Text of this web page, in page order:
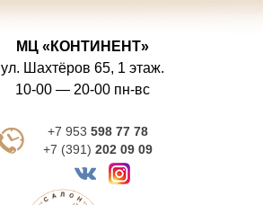
МЦ «КОНТИНЕНТ»
ул. Шахтёров 65, 1 этаж.
10-00 — 20-00 пн-вс
+7 953 598 77 78
+7 (391) 202 09 09